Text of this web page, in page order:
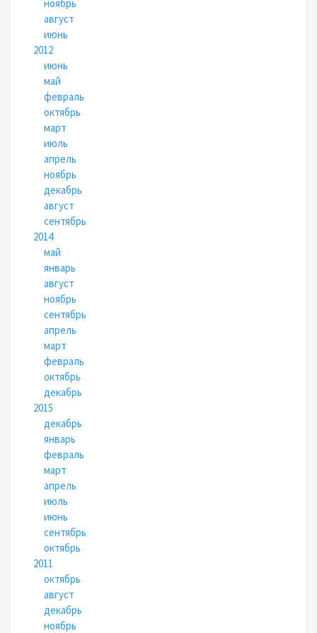
ноябрь
август
июнь
2012
июнь
май
февраль
октябрь
март
июль
апрель
ноябрь
декабрь
август
сентябрь
2014
май
январь
август
ноябрь
сентябрь
апрель
март
февраль
октябрь
декабрь
2015
декабрь
январь
февраль
март
апрель
июль
июнь
сентябрь
октябрь
2011
октябрь
август
декабрь
ноябрь